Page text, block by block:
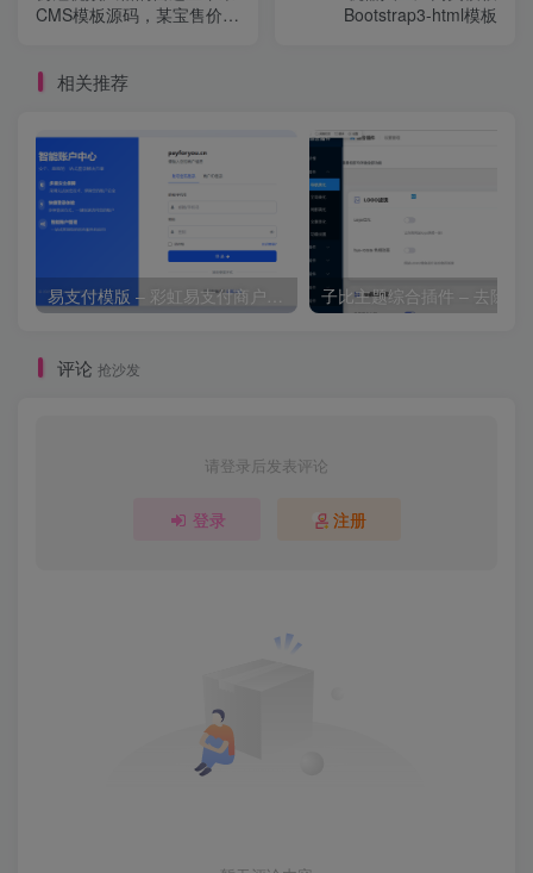
CMS模板源码，某宝售价
Bootstrap3-html模板
相关推荐
易支付模版 – 彩虹易支付商户登录页模板 子比主题综合插件 – 去除授
评论 抢沙发
请登录后发表评论
登录 注册